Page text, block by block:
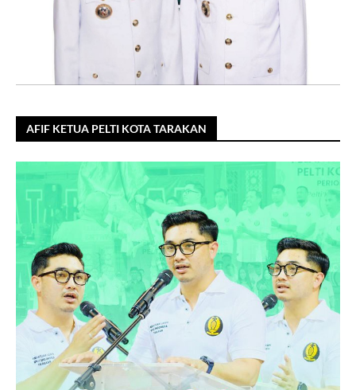
AFIF KETUA PELTI KOTA TARAKAN